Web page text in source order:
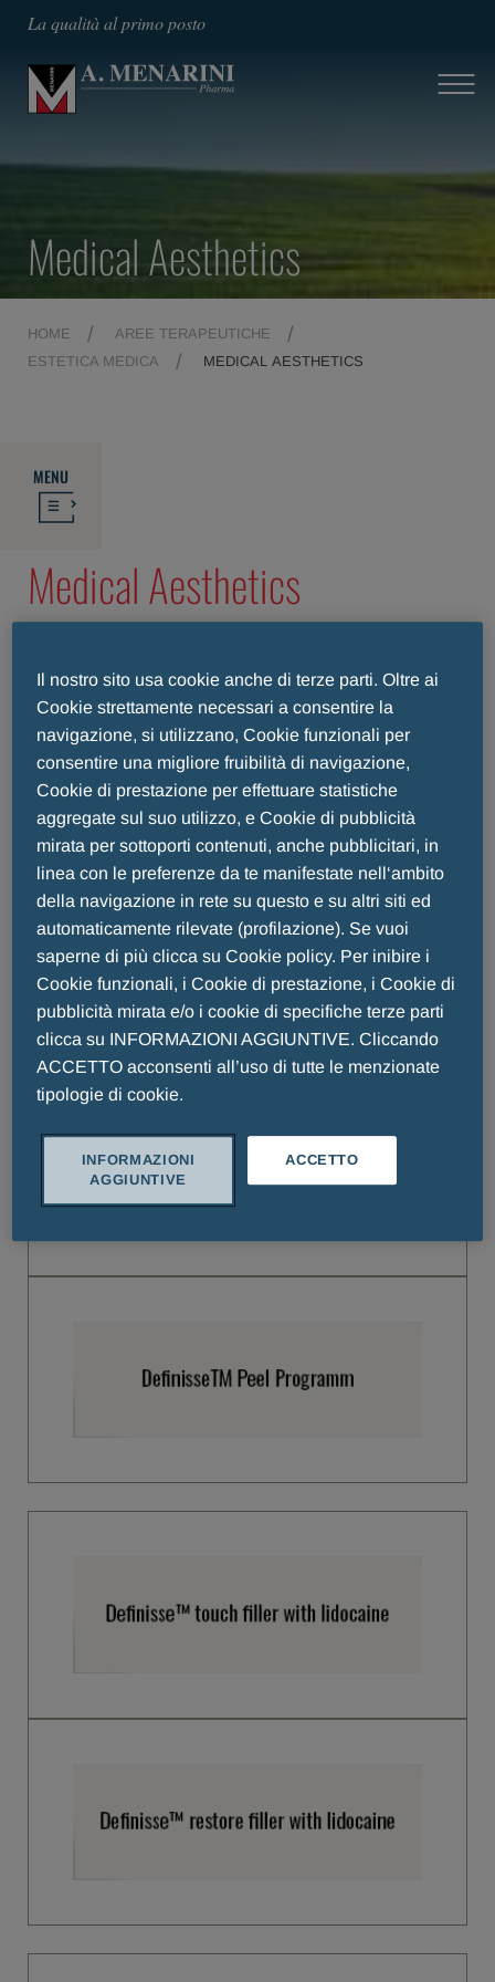
La qualità al primo posto
Medical Aesthetics
HOME
AREE TERAPEUTICHE
ESTETICA MEDICA
MEDICAL AESTHETICS
MENU
Medical Aesthetics
Il nostro sito usa cookie anche di terze parti. Oltre ai
Cookie strettamente necessari a consentire la
navigazione, si utilizzano, Cookie funzionali per
consentire una migliore fruibilità di navigazione,
Cookie di prestazione per effettuare statistiche
aggregate sul suo utilizzo, e Cookie di pubblicità
mirata per sottoporti contenuti, anche pubblicitari, in
linea con le preferenze da te manifestate nell‘ambito
della navigazione in rete su questo e su altri siti ed
automaticamente rilevate (profilazione). Se vuoi
saperne di più clicca su Cookie policy. Per inibire i
Cookie funzionali, i Cookie di prestazione, i Cookie di
pubblicità mirata e/o i cookie di specifiche terze parti
clicca su INFORMAZIONI AGGIUNTIVE. Cliccando
ACCETTO acconsenti all’uso di tutte le menzionate
tipologie di cookie.
ACCETTO
INFORMAZIONI
AGGIUNTIVE